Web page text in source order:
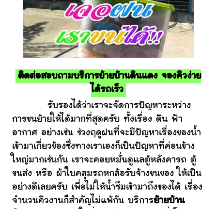
ติดต่อสอบถามบริการย้ายบ้านดินแดง จองคิวง่าย
ได้รถเร็ว
รับรองได้ว่าเราจะจัดการปัญหาระหว่าง
การขนย้ายให้ได้มากที่สุดครับ ทั้งเรื่อง ดิน ฟ้า
อากาศ อย่างเช่น ช่วงฤดูฝนที่จะมีปัญหาเรื่องของน้ำ
เข้ามาเกี่ยวข้องซึ่งทางเราเองก็เป็นปัญหาที่ค่อนข้าง
ใหญ่มากเช่นกัน เราจะคอยหมั่นดูแลตู้หลังคารถ ตู้
ขนส่ง หรือ ผ้าใบคลุมรถหกล้อรับจ้างขนของ ให้เป็น
อย่างดีเลยครับ เพื่อไม่ให้น้ำซึมเข้ามาถึงของได้ เรื่อง
จำนวนคิวงานก็สำคัญไม่แพ้กัน บริการย้ายบ้าน